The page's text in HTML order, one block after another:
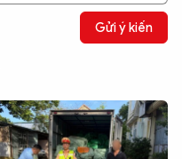
Gửi ý kiến